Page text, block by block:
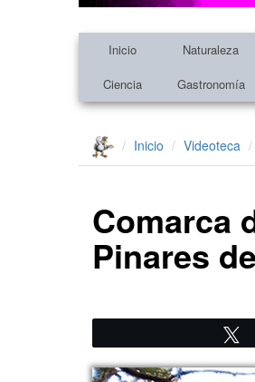
Inicio Naturaleza
Ciencia
Gastronomía
Inicio Videoteca
Comarca
Pinares